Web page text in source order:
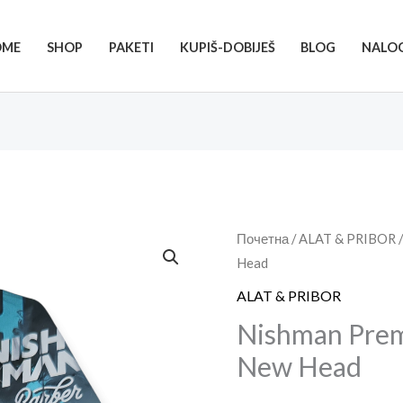
SHOP PAKETI KUPIŠ-DOBIJEŠ BLOG
Почетна /ALAT & PRIBOR
Head
ALAT & PRIBOR
Nishman
New Head
Nishman
Premium
Bošča
Plahta
New